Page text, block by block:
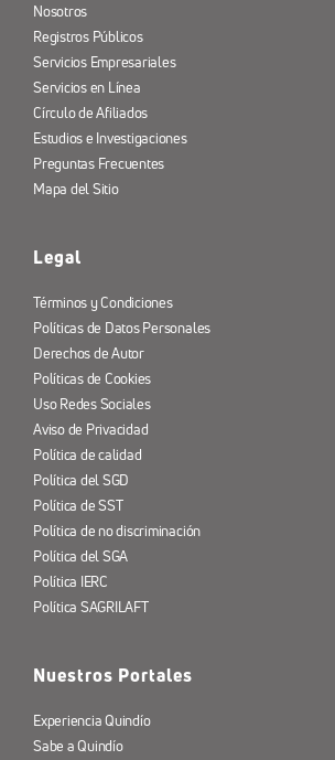
Nosotros
Registros Públicos
Servicios Empresariales
Servicios en Línea
Círculo de Afiliados
Estudios e Investigaciones
Preguntas Frecuentes
Mapa del Sitio
Legal
Términos y Condiciones
Políticas de Datos Personales
Derechos de Autor
Políticas de Cookies
Uso Redes Sociales
Aviso de Privacidad
Política de calidad
Política del SGD
Política de SST
Política de no discriminación
Política del SGA
Política IERC
Política SAGRILAFT
Nuestros Portales
Experiencia Quindío
Sabe a Quindío